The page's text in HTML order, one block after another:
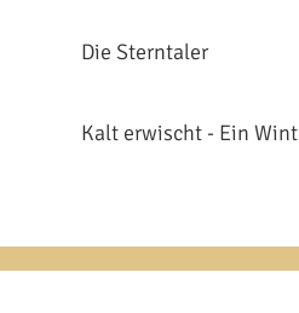
Die Sterntaler
Kalt erwischt - Ein